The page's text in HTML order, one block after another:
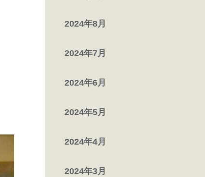
2024年8月
2024年7月
2024年6月
2024年5月
2024年4月
2024年3月